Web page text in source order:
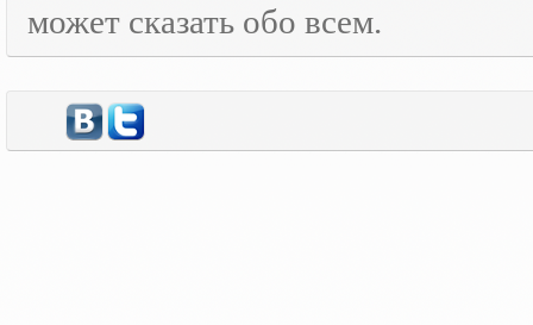
может сказать обо всем.